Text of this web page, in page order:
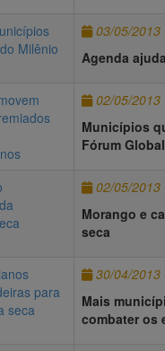
03/05/2013
Agenda
02/05/2013
Municípios
Fórum
02/05/2013
Morango e
seca
30/04/2013
Mais
combater os